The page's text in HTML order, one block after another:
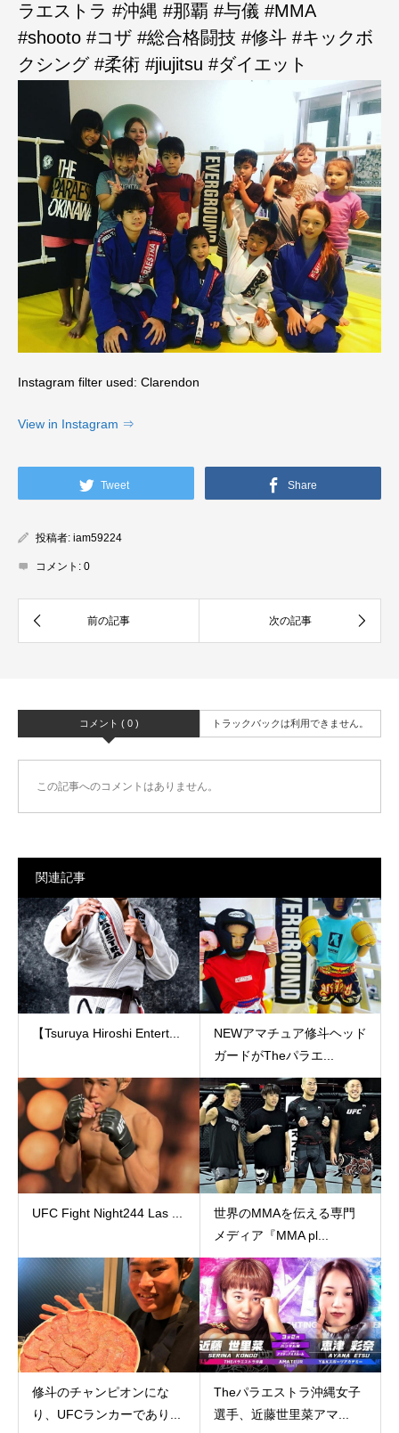
ラエストラ #沖縄 #那覇 #与儀 #MMA
#shooto #コザ #総合格闘技 #修斗 #キックボ
クシング #柔術 #jiujitsu #ダイエット
Instagram filter used: Clarendon
View in Instagram ⇒
Tweet Share
投稿者: iam59224
コメント: 0
コメント ( 0 ) トラックバックは利用できません。
この記事へのコメントはありません。
関連記事
【Tsuruya Hiroshi Entert...
NEWアマチュア修斗ヘッド
ガードがTheパラエ...
UFC Fight Night244 Las ...
世界のMMAを伝える専門
メディア『MMA pl...
修斗のチャンピオンにな
り、UFCランカーであり...
Theパラエストラ沖縄女子
選手、近藤世里菜アマ...